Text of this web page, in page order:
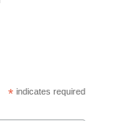
*indicates required